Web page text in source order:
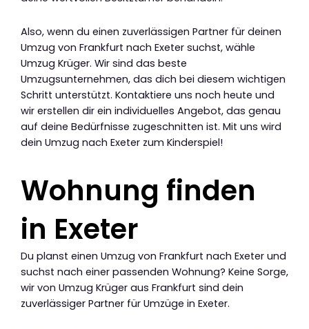
Also, wenn du einen zuverlässigen Partner für deinen
Umzug von Frankfurt nach Exeter suchst, wähle
Umzug Krüger. Wir sind das beste
Umzugsunternehmen, das dich bei diesem wichtigen
Schritt unterstützt. Kontaktiere uns noch heute und
wir erstellen dir ein individuelles Angebot, das genau
auf deine Bedürfnisse zugeschnitten ist. Mit uns wird
dein Umzug nach Exeter zum Kinderspiel!
Wohnung finden
in Exeter
Du planst einen Umzug von Frankfurt nach Exeter und
suchst nach einer passenden Wohnung? Keine Sorge,
wir von Umzug Krüger aus Frankfurt sind dein
zuverlässiger Partner für Umzüge in Exeter.